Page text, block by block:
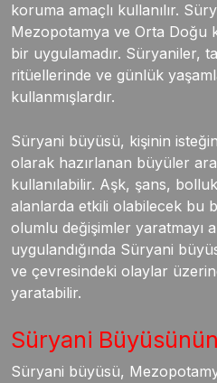
koruma amaçlı kullanılır.
Mezopotamya ve Orta Doğu
bir uygulamadır. Süryaniler,
ritüellerinde ve günlük
kullanmışlardır.
Süryani büyüsü, kişinin
olarak hazırlanan büyüler
kullanılabilir. Aşk, şans,
alanlarda etkili olabilecek bu
olumlu değişimler yaratmayı
uygulandığında Süryani
ve çevresindeki olaylar
yaratabilir.
Süryani
Süryani büyüsü,